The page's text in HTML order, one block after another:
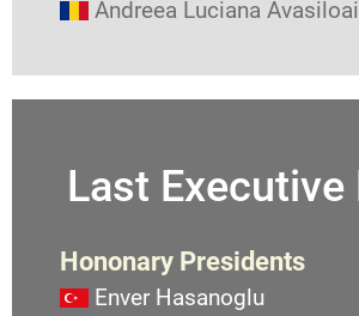
Andreea Luciana
Last Executive
Hononary Presidents
Enver Hasanoglu